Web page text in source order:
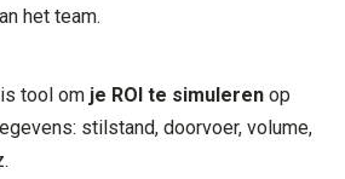
het team.
tool om je ROI te simuleren op
stilstand, doorvoer, volume,